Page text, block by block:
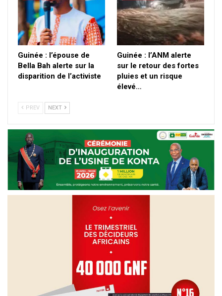
Guinée : l’épouse de
Bella Bah alerte sur la
disparition de l’activiste
Guinée : l’ANM alerte
sur le retour des fortes
pluies et un risque
élevé…
PREV NEXT